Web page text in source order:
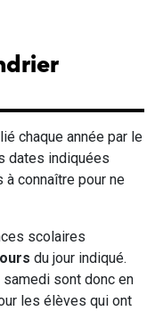
chaque année par le
dates indiquées
connaître pour ne
scolaires
du jour indiqué.
sont donc en
les élèves qui ont